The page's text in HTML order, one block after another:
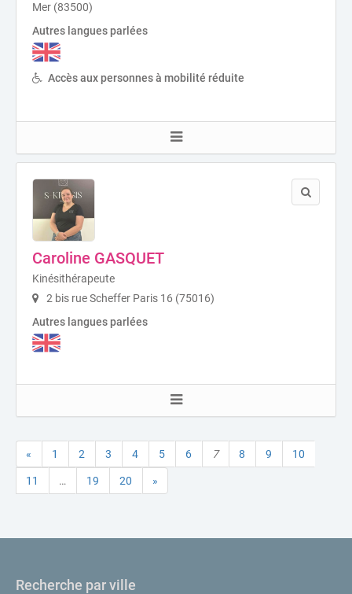
Mer (83500)
Autres langues parlées
Accès aux personnes à mobilité réduite
Caroline GASQUET
Kinésithérapeute
2 bis rue Scheffer Paris 16 (75016)
Autres langues parlées
« 1 2 3 4 5 6 7 8 9 10
11 … 19 20 »
Recherche par ville